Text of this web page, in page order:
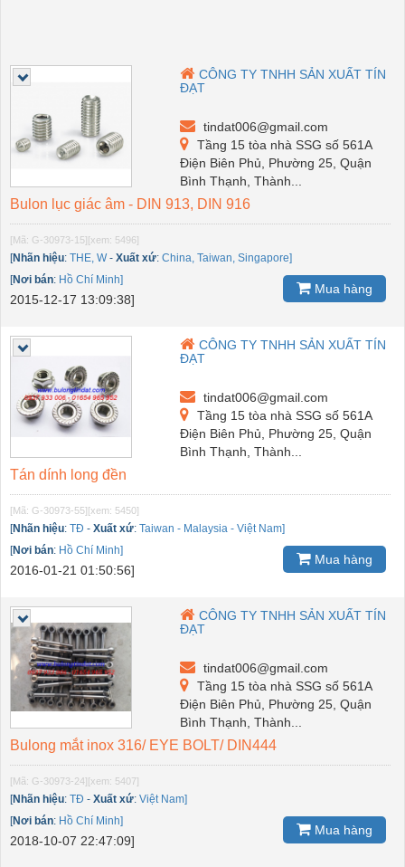
CÔNG TY TNHH SẢN XUẤT TÍN
ĐẠT
tindat006@gmail.com
Tầng 15 tòa nhà SSG số 561A
Điện Biên Phủ, Phường 25, Quận
Bình Thạnh, Thành...
Bulon lục giác âm - DIN 913, DIN 916
[Mã: G-30973-15][xem: 5496]
[Nhãn hiệu: THE, W- Xuất xứ: China, Taiwan, Singapore]
[Nơi bán: Hồ Chí Minh]
2015-12-17 13:09:38]
Mua hàng
CÔNG TY TNHH SẢN XUẤT TÍN
ĐẠT
tindat006@gmail.com
Tầng 15 tòa nhà SSG số 561A
Điện Biên Phủ, Phường 25, Quận
Bình Thạnh, Thành...
Tán dính long đền
[Mã: G-30973-55][xem: 5450]
[Nhãn hiệu: TĐ - Xuất xứ: Taiwan - Malaysia - Việt Nam]
[Nơi bán: Hồ Chí Minh]
2016-01-21 01:50:56]
Mua hàng
CÔNG TY TNHH SẢN XUẤT TÍN
ĐẠT
tindat006@gmail.com
Tầng 15 tòa nhà SSG số 561A
Điện Biên Phủ, Phường 25, Quận
Bình Thạnh, Thành...
Bulong mắt inox 316/ EYE BOLT/ DIN444
[Mã: G-30973-24][xem: 5407]
[Nhãn hiệu: TĐ - Xuất xứ: Việt Nam]
[Nơi bán: Hồ Chí Minh]
2018-10-07 22:47:09]
Mua hàng